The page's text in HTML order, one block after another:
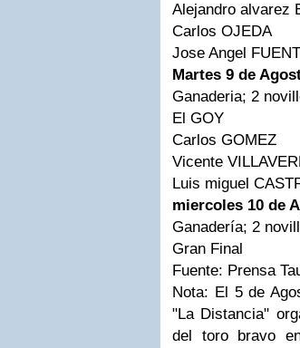
Alejandro alvarez
Carlos OJEDA
Jose Angel
Martes 9 de
Ganaderia; 2
El GOY
Carlos GOMEZ
Vicente
Luis miguel
miercoles 10 de
Ganadería; 2
Gran Final
Fuente: Prensa
Nota: El 5 de
"La Distancia"
del toro bravo